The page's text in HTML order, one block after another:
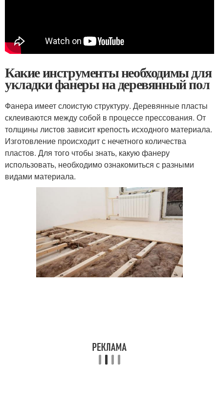
Какие инструменты необходимы для
укладки фанеры на деревянный пол
Фанера имеет слоистую структуру. Деревянные пласты
склеиваются между собой в процессе прессования. От
толщины листов зависит крепость исходного материала.
Изготовление происходит с нечетного количества
пластов. Для того чтобы знать, какую фанеру
использовать, необходимо ознакомиться с разными
видами материала.